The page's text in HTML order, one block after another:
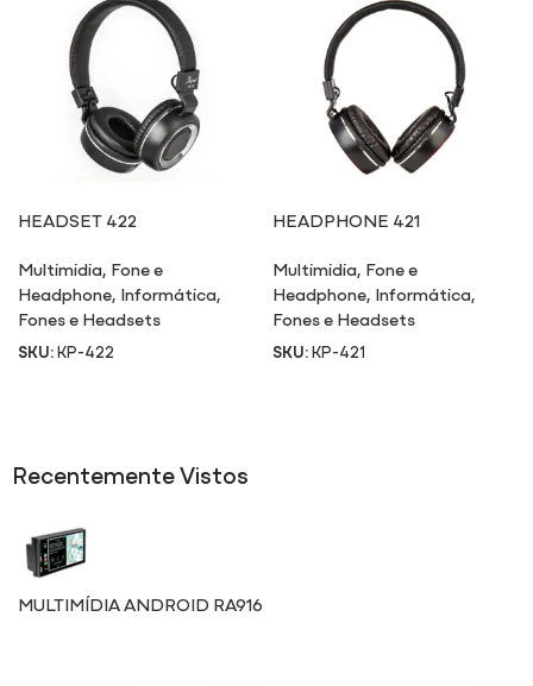
HEADSET 422
Multimidia, Fone e
Headphone, Informática,
Fones e Headsets
SKU:KP-422
HEADPHONE 421
Multimidia, Fone e
Headphone, Informática,
Fones e Headsets
SKU:KP-421
Recentemente Vistos
MULTIMÍDIA ANDROID RA916